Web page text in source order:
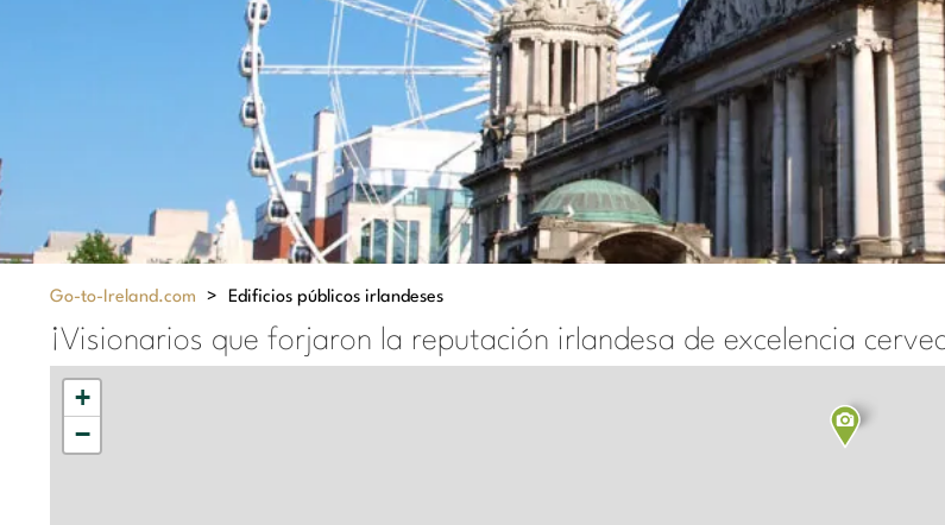
Go-to-Ireland.com > Edificios públicos irlandeses
¡Visionarios que forjaron la reputación irlandesa de excelencia
+
−